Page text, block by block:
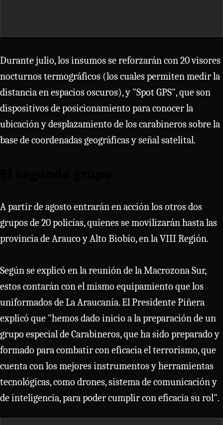
Durante julio, los insumos se reforzarán con 20 visores
nocturnos termográficos (los cuales permiten medir la
distancia en espacios oscuros), y "Spot GPS", que son
dispositivos de posicionamiento para conocer la
ubicación y desplazamiento de los carabineros sobre la
base de coordenadas geográficas y señal satelital.
A partir de agosto entrarán en acción los otros dos
grupos de 20 policías, quienes se movilizarán hasta las
provincia de Arauco y Alto Biobío, en la VIII Región.
Según se explicó en la reunión de la Macrozona Sur,
estos contarán con el mismo equipamiento que los
uniformados de La Araucanía. El Presidente Piñera
explicó que "hemos dado inicio a la preparación de un
grupo especial de Carabineros, que ha sido preparado y
formado para combatir con eficacia el terrorismo, que
cuenta con los mejores instrumentos y herramientas
tecnológicas, como drones, sistema de comunicación y
de inteligencia, para poder cumplir con eficacia su rol".